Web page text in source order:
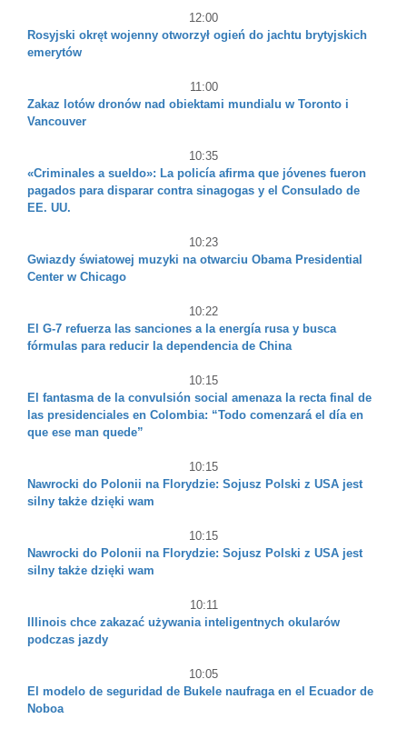
12:00
Rosyjski okręt wojenny otworzył ogień do jachtu brytyjskich
emerytów
11:00
Zakaz lotów dronów nad obiektami mundialu w Toronto i
Vancouver
10:35
«Criminales a sueldo»: La policía afirma que jóvenes fueron
pagados para disparar contra sinagogas y el Consulado de
EE. UU.
10:23
Gwiazdy światowej muzyki na otwarciu Obama Presidential
Center w Chicago
10:22
El G-7 refuerza las sanciones a la energía rusa y busca
fórmulas para reducir la dependencia de China
10:15
El fantasma de la convulsión social amenaza la recta final de
las presidenciales en Colombia: “Todo comenzará el día en
que ese man quede”
10:15
Nawrocki do Polonii na Florydzie: Sojusz Polski z USA jest
silny także dzięki wam
10:15
Nawrocki do Polonii na Florydzie: Sojusz Polski z USA jest
silny także dzięki wam
10:11
Illinois chce zakazać używania inteligentnych okularów
podczas jazdy
10:05
El modelo de seguridad de Bukele naufraga en el Ecuador de
Noboa